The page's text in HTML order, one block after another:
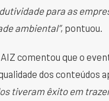
para as
ambiental”, pontuou.
comentou que o
dos
tiveram êxito em